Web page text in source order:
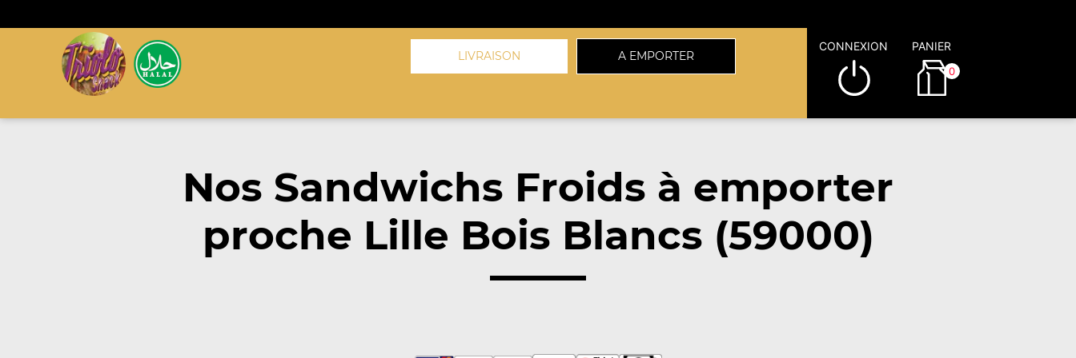
LIVRAISON A EMPORTER
CONNEXION PANIER
0
Nos Sandwichs Froids à emporter
proche Lille Bois Blancs (59000)